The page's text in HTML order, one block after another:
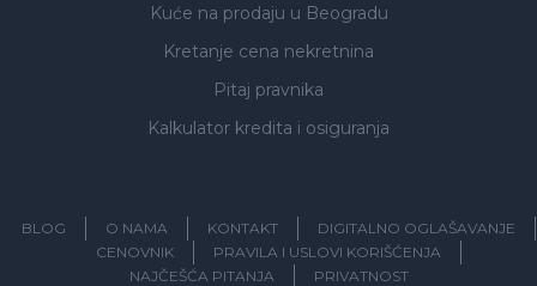
Kuće na prodaju u Beogradu
Kretanje cena nekretnina
Pitaj pravnika
Kalkulator kredita i osiguranja
BLOG O NAMA KONTAKT
DIGITALNO OGLAŠAVANJE
CENOVNIK
PRAVILA I USLOVI KORIŠĆENJA
NAJČEŠĆA PITANJA
PRIVATNOST